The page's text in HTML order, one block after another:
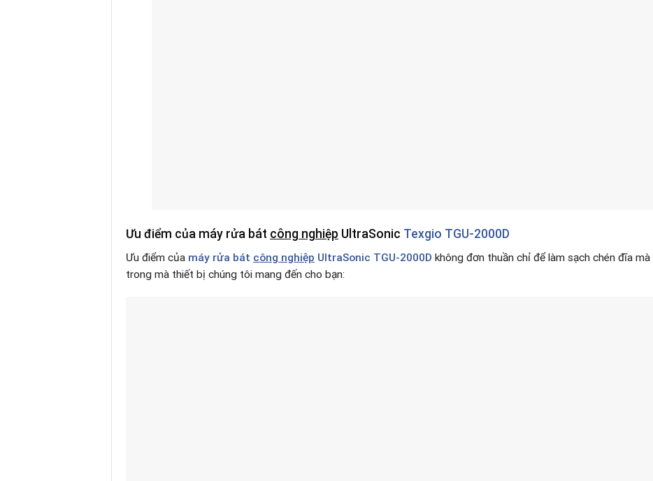
Ưu điểm của máy rửa bát công nghiệp UltraSonic Texgio TGU-2000D
Ưu điểm của máy rửa bát công nghiệp UltraSonic TGU-2000D không đơn thuần chỉ để làm sạch chén đĩa
trong mà thiết bị chúng tôi mang đến cho bạn: